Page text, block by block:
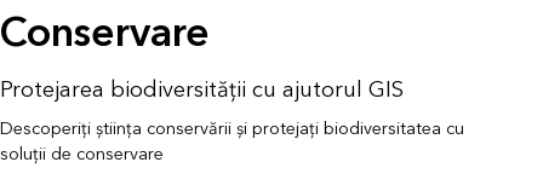
Conservare
Protejarea biodiversității cu ajutorul GIS
Descoperiți știința conservării și protejați biodiversitatea cu
soluții de conservare